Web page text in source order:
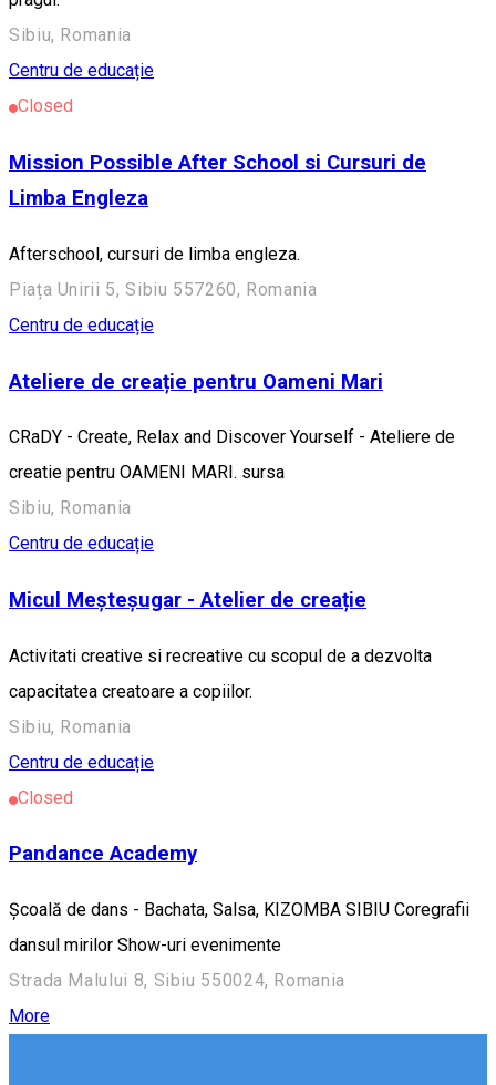
Sibiu, Romania
Centru de educație
Closed
Mission Possible After School si Cursuri de
Limba Engleza
Afterschool, cursuri de limba engleza.
Piața Unirii 5, Sibiu 557260, Romania
Centru de educație
Ateliere de creație pentru Oameni Mari
CRaDY - Create, Relax and Discover Yourself - Ateliere de
creatie pentru OAMENI MARI. sursa
Sibiu, Romania
Centru de educație
Micul Meșteșugar - Atelier de creație
Activitati creative si recreative cu scopul de a dezvolta
capacitatea creatoare a copiilor.
Sibiu, Romania
Centru de educație
Closed
Pandance Academy
Școală de dans - Bachata, Salsa, KIZOMBA SIBIU Coregrafii
dansul mirilor Show-uri evenimente
Strada Malului 8, Sibiu 550024, Romania
More